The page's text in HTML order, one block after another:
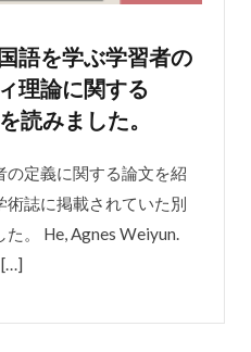
語を学ぶ学習者の
理論に関する
読みました。
の定義に関する論文を紹
術誌に掲載されていた別
。 He, Agnes Weiyun.
[…]